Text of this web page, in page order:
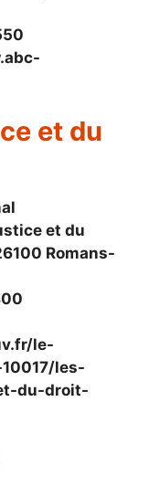
et du
et du
Romans-
le-
les-
du-droit-